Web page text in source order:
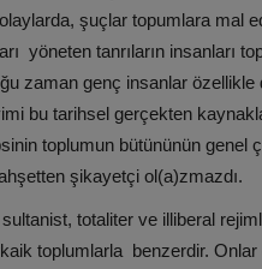
şuçlar topumlara mal
yöneten tanrıların insanları
zaman genç insanlar
bu tarihsel gerçekten
toplumun bütününün genel
şikayetçi ol(a)zmazdı.
totaliter ve illiberal
toplumlarla benzerdir.